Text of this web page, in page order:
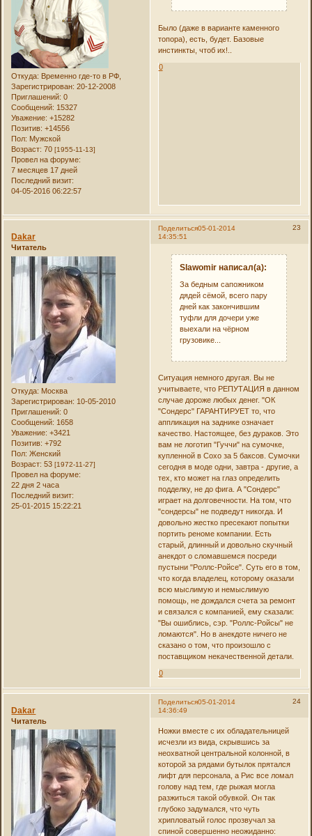
Откуда: Временно где-то в РФ,
Зарегистрирован: 20-12-2008
Приглашений: 0
Сообщений: 15327
Уважение: +15282
Позитив: +14556
Пол: Мужской
Возраст: 70[1955-11-13]
Провел на форуме:
7 месяцев 17 дней
Последний визит:
04-05-2016 06:22:57
Было (даже в варианте каменного
топора), есть, будет. Базовые
инстинкты, чтоб их!..
0
Поделиться 23
05-01-2014
14:35:51
Dakar
Читатель
Откуда: Москва
Зарегистрирован: 10-05-2010
Приглашений: 0
Сообщений: 1658
Уважение: +3421
Позитив: +792
Пол: Женский
Возраст: 53[1972-11-27]
Провел на форуме:
22 дня 2 часа
Последний визит:
25-01-2015 15:22:21
Slawomir написал(а):
За бедным сапожником
дядей сёмой, всего пару
дней как закончившим
туфли для дочери уже
выехали на чёрном
грузовике...
Ситуация немного другая. Вы не
учитываете, что РЕПУТАЦИЯ в данном
случае дороже любых денег. "ОК
"Сондерс" ГАРАНТИРУЕТ то, что
аппликация на заднике означает
качество. Настоящее, без дураков. Это
вам не логотип "Гуччи" на сумочке,
купленной в Сохо за 5 баксов. Сумочки
сегодня в моде одни, завтра - другие, а
тех, кто может на глаз определить
подделку, не до фига. А "Сондерс"
играет на долговечности. На том, что
"сондерсы" не подведут никогда. И
довольно жестко пресекают попытки
портить реноме компании. Есть
старый, длинный и довольно скучный
анекдот о сломавшемся посреди
пустыни "Роллс-Ройсе". Суть его в том,
что когда владелец, которому оказали
всю мыслимую и немыслимую
помощь, не дождался счета за ремонт
и связался с компанией, ему сказали:
"Вы ошиблись, сэр. "Роллс-Ройсы" не
ломаются". Но в анекдоте ничего не
сказано о том, что произошло с
поставщиком некачественной детали.
0
Поделиться 24
05-01-2014
14:36:49
Dakar
Читатель
Ножки вместе с их обладательницей
исчезли из вида, скрывшись за
неохватной центральной колонной, в
которой за рядами бутылок прятался
лифт для персонала, а Рис все ломал
голову над тем, где рыжая могла
разжиться такой обувкой. Он так
глубоко задумался, что чуть
хрипловатый голос прозвучал за
спиной совершенно неожиданно: